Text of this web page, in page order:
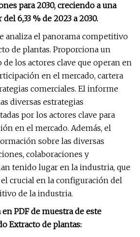
para 2030, creciendo a una
6,33 % de 2023 a 2030.
analiza el panorama competitivo
de plantas. Proporciona un
los actores clave que operan en
en el mercado, cartera
comerciales. El informe
diversas estrategias
por los actores clave para
en el mercado. Además, el
sobre las diversas
colaboraciones y
tenido lugar en la industria, que
crucial en la configuración del
de la industria.
PDF de muestra de este
Extracto de plantas: